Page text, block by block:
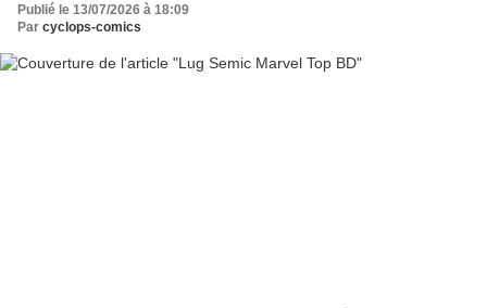
Publié le 13/07/2026 à 18:09
Par cyclops-comics